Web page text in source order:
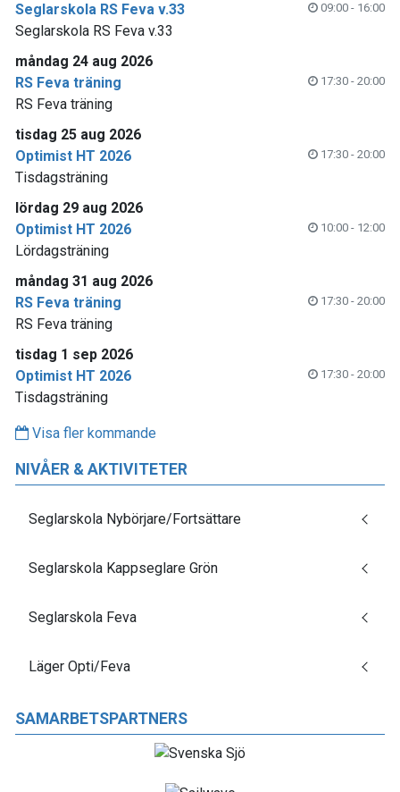
Seglarskola RS Feva v.33
09:00 - 16:00
Seglarskola RS Feva v.33
måndag 24 aug 2026
RS Feva träning
17:30 - 20:00
RS Feva träning
tisdag 25 aug 2026
Optimist HT 2026
17:30 - 20:00
Tisdagsträning
lördag 29 aug 2026
Optimist HT 2026
10:00 - 12:00
Lördagsträning
måndag 31 aug 2026
RS Feva träning
17:30 - 20:00
RS Feva träning
tisdag 1 sep 2026
Optimist HT 2026
17:30 - 20:00
Tisdagsträning
Visa fler kommande
NIVÅER & AKTIVITETER
Seglarskola Nybörjare/Fortsättare
Seglarskola Kappseglare Grön
Seglarskola Feva
Läger Opti/Feva
SAMARBETSPARTNERS